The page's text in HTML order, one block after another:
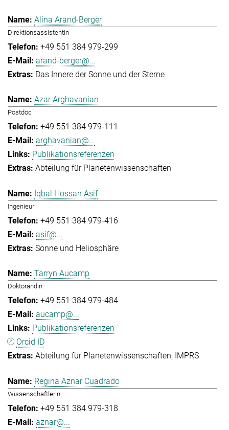
Alina Arand-Berger
Direktionsassistentin
+49 551 384 979-299
arand-berger@...
Das Innere der Sonne und der Sterne
Azar Arghavanian
Postdoc
+49 551 384 979-111
arghavanian@...
Publikationsreferenzen
Abteilung für Planetenwissenschaften
Iqbal Hossan Asif
Ingenieur
+49 551 384 979-416
asif@...
Sonne und Heliosphäre
Tarryn Aucamp
Doktorandin
+49 551 384 979-484
aucamp@...
Publikationsreferenzen
Orcid ID
Abteilung für Planetenwissenschaften IMPRS
Regina Aznar Cuadrado
Wissenschaftlerin
+49 551 384 979-318
aznar@...